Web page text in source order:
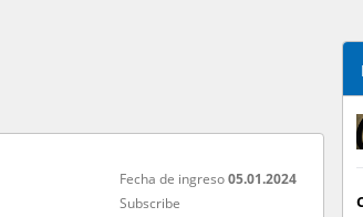
Fecha de ingreso05.01.2024
Subscribe